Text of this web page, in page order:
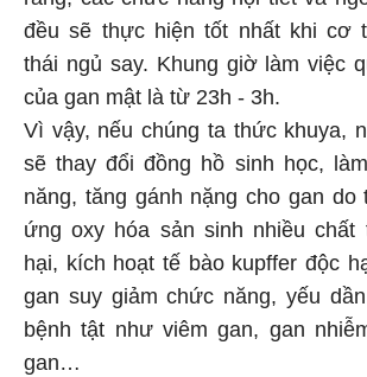
đều sẽ thực hiện tốt nhất khi cơ
thái ngủ say. Khung giờ làm việc
của gan mật là từ 23h - 3h.
Vì vậy, nếu chúng ta thức khuya,
sẽ thay đổi đồng hồ sinh học,
năng, tăng gánh nặng cho gan do
ứng oxy hóa sản sinh nhiều chất
hại, kích hoạt tế bào kupffer độc
gan suy giảm chức năng, yếu
bệnh tật như viêm gan, gan
gan…